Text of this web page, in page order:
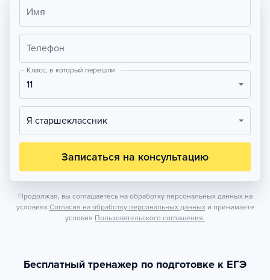
Имя
Телефон
Класс, в который перешли
11
Я старшеклассник
Записаться на консультацию
Продолжая, вы соглашаетесь на обработку персональных данных на
условиях Согласия на обработку персональных данных и принимаете
условия Пользовательского соглашения.
Бесплатный тренажер по подготовке к ЕГЭ